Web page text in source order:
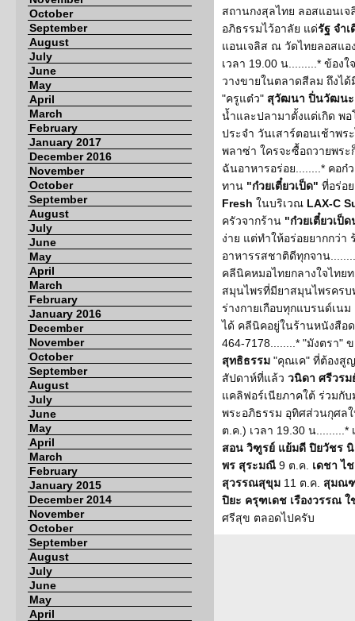
October
September
August
July
June
May
April
March
February
January 2017
December 2016
November
October
September
August
July
June
May
April
March
February
January 2016
December
November
October
September
August
July
June
May
April
March
February
January 2015
December 2014
November
October
September
August
July
June
May
April
สถานกงสุลไทย ลอสแอนเ
อภิธรรมไว้อาลัย แด่รัฐ จำเ
แอนเจลิส ณ วัดไทยลอสแอ
เวลา 19.00 น.........* ข้อง
วางขายในตลาดสีลม ถึงไ
"ครูแต๋ว" สุวัฒนา ปิ่นวัฒนะ
น้ำและปลามาตั้งแต่เกิด พ
ประจำ วันเสาร์ตอนเช้าพ
พลาซ่า ใครจะซื้อถวายพร
ฉันอาหารอร่อย........* คอก๋
ทาน "ก๋วยเตี๋ยวเป็ด" ที่อร่อ
Fresh ในบริเวณ LAX-C
ครัวจากร้าน "ก๋วยเตี๋ยวเป็ด
ง่าย แต่ทำให้อร่อยยากกว่
อาหารรสชาติดีทุกจาน
คลีนิคหมอไทยกลางใจไทย
สมุนไพรที่มียาสมุนไพรคร
ร่างกายเกือบทุกแบรนด์เน
ได้ คลีนิคอยู่ในร้านหนังสือ
464-7178........* "มังตรา"
สุทธิธรรม "คุณเค" ที่ต้องสู
สัปดาห์ที่แล้ว วนิดา ศรีวรม
แคลิฟอร์เนียภาคใต้ ร่วมกั
พระอภิธรรม อุทิศส่วนกุศล
ต.ค.) เวลา 19.30 น
สอน วิฑูรย์ แย้มดี ปิยวัชร
พร สุระมณี 9 ต.ค. เดชา ไ
สุวรรณสุขุม 11 ต.ค. สุมณฑ
ปิยะ ครุฑเดช เรืองวรรณ
ศรีสุข ตลอดไปครับ